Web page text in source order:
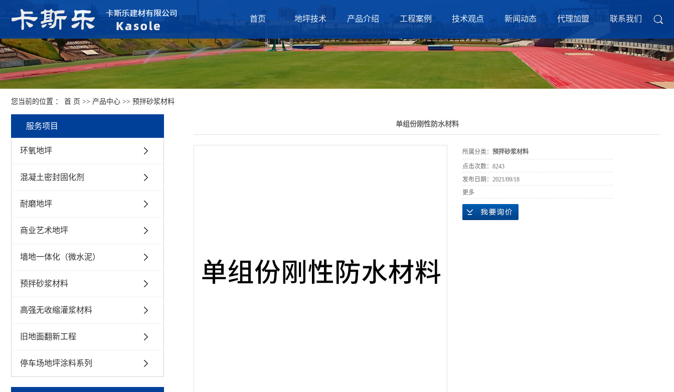
首页 地坪技术 产品介绍 工程案例 技术观点 新闻动态 代理加盟 联系我们
您当前的位置 ： 首 页 >> 产品中心 >> 预拌砂浆材料
服务项目
环氧地坪
混凝土密封固化剂
耐磨地坪
商业艺术地坪
墙地一体化（微水泥）
预拌砂浆材料
高强无收缩灌浆材料
旧地面翻新工程
停车场地坪涂料系列
单组份刚性防水材料
所属分类：预拌砂浆材料
点击次数：8243
发布日期：2021/09/18
更多